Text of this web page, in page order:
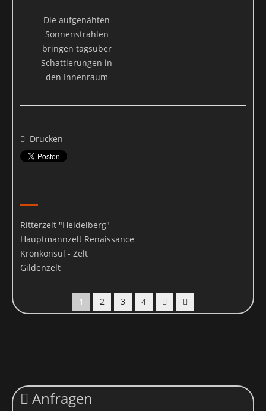
Die aufgenähten
Sonnenstrahlen
bringen tagsüber
Schattierungen in
den Innenraum
Drucken
Ritterzelt "Heidelberg"
Hauptmannzelt Renaissance
Kronkonsul - Zelt
Gildenzelt
1 2 3 4
Anfragen